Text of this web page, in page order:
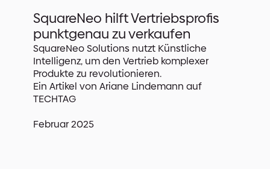
SquareNeo hilft Vertriebsprofis
punktgenau zu verkaufen
SquareNeo Solutions nutzt Künstliche
Intelligenz, um den Vertrieb komplexer
Produkte zu revolutionieren.
Ein Artikel von Ariane Lindemann auf
TECHTAG
Februar 2025